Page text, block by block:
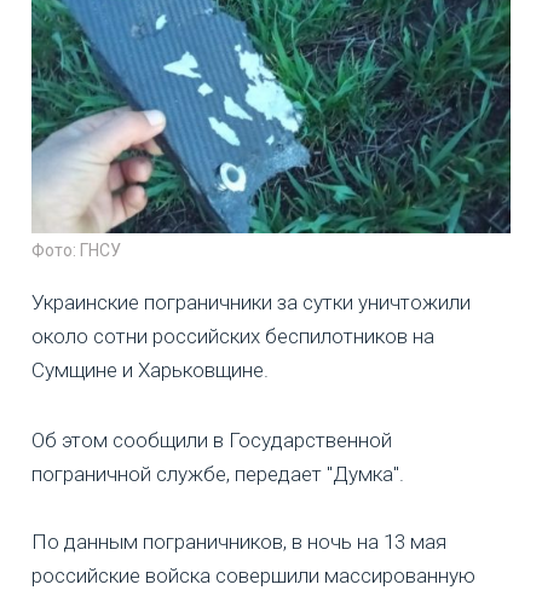
Фото: ГНСУ
Украинские пограничники за сутки уничтожили
около сотни российских беспилотников на
Сумщине и Харьковщине.
Об этом сообщили в Государственной
пограничной службе, передает "Думка".
По данным пограничников, в ночь на 13 мая
российские войска совершили массированную